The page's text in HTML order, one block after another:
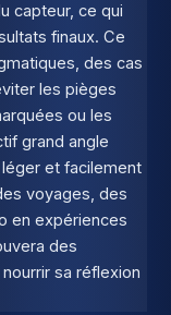
capteur, ce qui
finaux. Ce
des cas
les pièges
ou les
grand angle
et facilement
voyages, des
en expériences
des
sa réflexion